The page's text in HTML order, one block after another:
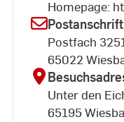
Homepage:
Postanschrift
Postfach
65022
Unter den
65195